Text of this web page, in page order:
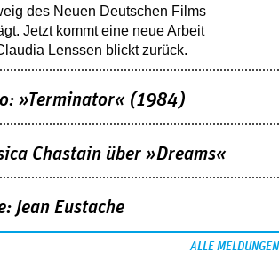
des Neuen Deutschen Films
Jetzt kommt eine neue Arbeit
Lenssen blickt zurück.
»Terminator« (1984)
Chastain über »Dreams«
Jean Eustache
ALLE MELDUNGEN